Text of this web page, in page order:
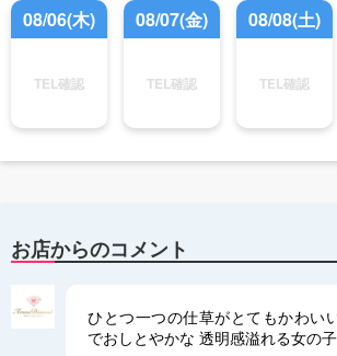
08/06(木)
TEL確認
08/07(金)
TEL確認
08/08(土)
TEL確認
お店からのコメント
ひとつ一つの仕草がとてもかわい
でおしとやかな 透明感溢れる女の子